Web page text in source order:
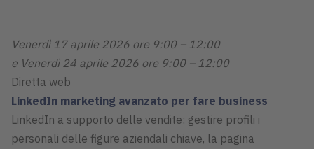
Venerdì 17 aprile 2026 ore 9:00 – 12:00
e Venerdì 24 aprile 2026 ore 9:00 – 12:00
Diretta web
LinkedIn marketing avanzato per fare business
LinkedIn a supporto delle vendite: gestire profili i
personali delle figure aziendali chiave, la pagina